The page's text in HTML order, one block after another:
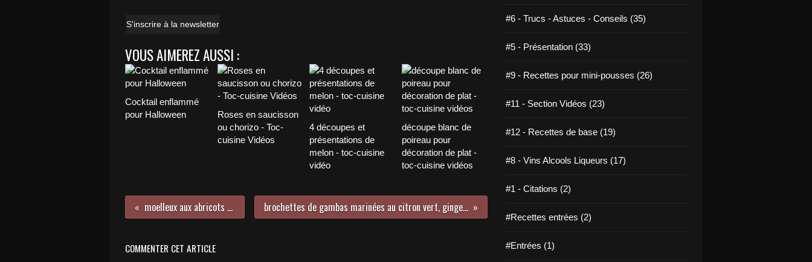
S'inscrire à la newsletter
VOUS AIMEREZ AUSSI :
Cocktail enflammé
pour Halloween
Roses en saucisson
ou chorizo - Toc-
cuisine Vidéos
4 découpes et
présentations de
melon - toc-cuisine
vidéo
découpe blanc de
poireau pour
décoration de plat -
toc-cuisine vidéos
moelleux aux abricots et lavande brochettes de gambas marinées au citron vert, gingembre et sauce soja
COMMENTER CET ARTICLE
#6 - Trucs - Astuces - Conseils (35)
#5 - Présentation (33)
#9 - Recettes pour mini-pousses (26)
#11 - Section Vidéos (23)
#12 - Recettes de base (19)
#8 - Vins Alcools Liqueurs (17)
#1 - Citations (2)
#Recettes entrées (2)
#Entrées (1)